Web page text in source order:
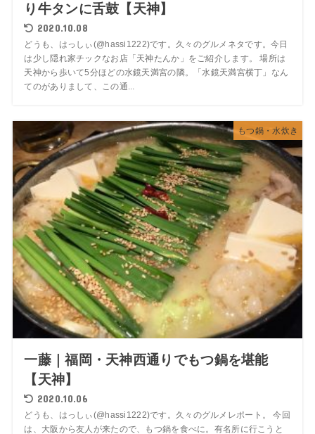
り牛タンに舌鼓【天神】
2020.10.08
どうも、はっしぃ(@hassi1222)です。久々のグルメネタです。今日
は少し隠れ家チックなお店「天神たんか」をご紹介します。 場所は
天神から歩いて5分ほどの水鏡天満宮の隣。「水鏡天満宮横丁」なん
てのがありまして、この通...
もつ鍋・水炊き
一藤｜福岡・天神西通りでもつ鍋を堪能
【天神】
2020.10.06
どうも、はっしぃ(@hassi1222)です。久々のグルメレポート。 今回
は、大阪から友人が来たので、もつ鍋を食べに。有名所に行こうと